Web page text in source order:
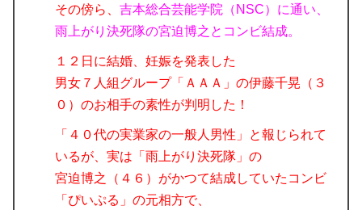
その傍ら、 吉本総合芸能学院（NSC）に通い、
雨上がり決死隊の宮迫博之とコンビ結成。
１２日に結婚、妊娠を発表した
男女７人組グループ「ＡＡＡ」の伊藤千晃（３
０）のお相手の素性が判明した！
「４０代の実業家の一般人男性」と報じられて
いるが、実は「雨上がり決死隊」の
宮迫博之（４６）がかつて結成していたコンビ
「ぴいぷる」の元相方で、